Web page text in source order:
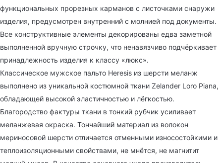
функциональных прорезных карманов с листочками снаружи
изделия, предусмотрен внутренний с молнией под документы.
Все конструктивные элементы декорированы едва заметной
выполненной вручную строчку, что ненавязчиво подчёркивает
принадлежность изделия к классу «люкс».
Классическое мужское пальто Heresis из шерсти меланж
выполнено из уникальной костюмной ткани Zelander Loro Piana,
обладающей высокой эластичностью и лёгкостью.
Благородство фактуры ткани в тонкий рубчик усиливает
меланжевая окраска. Тончайший материал из волокон
мериносовой шерсти отличается отменными износостойкими и
теплоизоляционными свойствами, не мнётся, не магнитит